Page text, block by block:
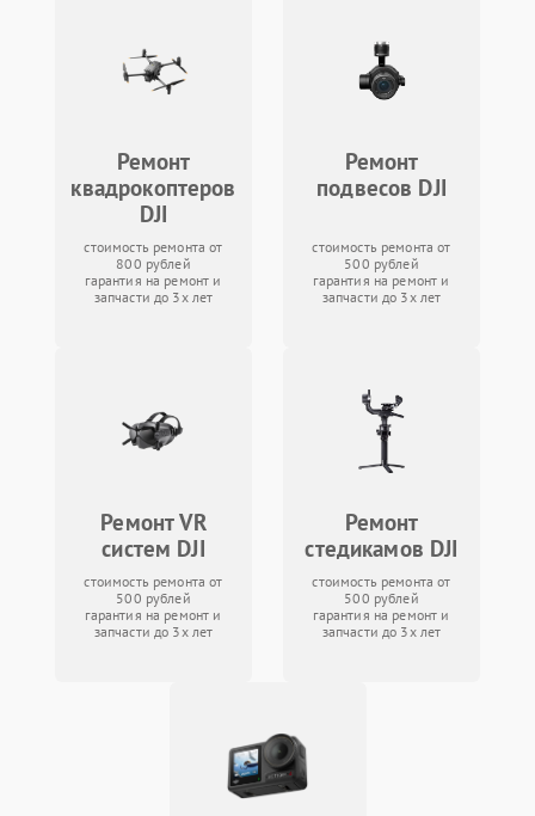
Ремонт
квадрокоптеров
DJI
стоимость ремонта от
800 рублей
гарантия на ремонт и
запчасти до 3х лет
Ремонт
подвесов DJI
стоимость ремонта от
500 рублей
гарантия на ремонт и
запчасти до 3х лет
Ремонт VR
систем DJI
стоимость ремонта от
500 рублей
гарантия на ремонт и
запчасти до 3х лет
Ремонт
стедикамов DJI
стоимость ремонта от
500 рублей
гарантия на ремонт и
запчасти до 3х лет